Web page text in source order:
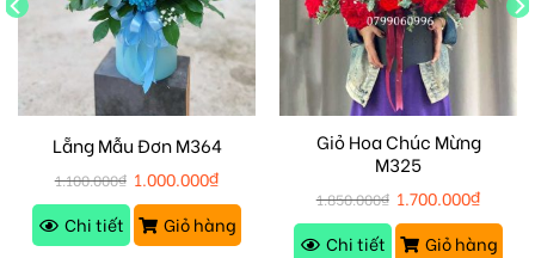
Lẵng Mẫu Đơn M364
1.100.000₫ 1.000.000₫
Chi tiết
Giỏ hàng
Giỏ Hoa Chúc Mừng
M325
1.850.000₫ 1.700.000₫
Chi tiết
Giỏ hàng